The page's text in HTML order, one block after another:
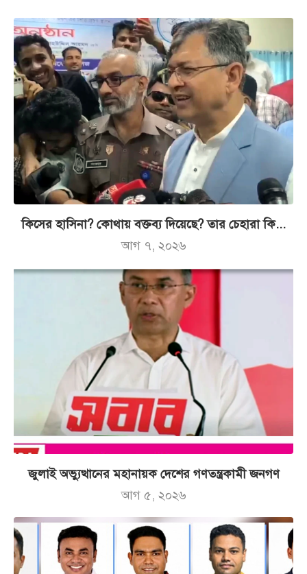
কিসের হাসিনা? কোথায় বক্তব্য দিয়েছে? তার চেহারা কি...
আগ ৭, ২০২৬
জুলাই অভ্যুত্থানের মহানায়ক দেশের গণতন্ত্রকামী জনগণ
আগ ৫, ২০২৬